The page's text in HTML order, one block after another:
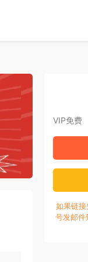
VIP免费
如果链
号发邮